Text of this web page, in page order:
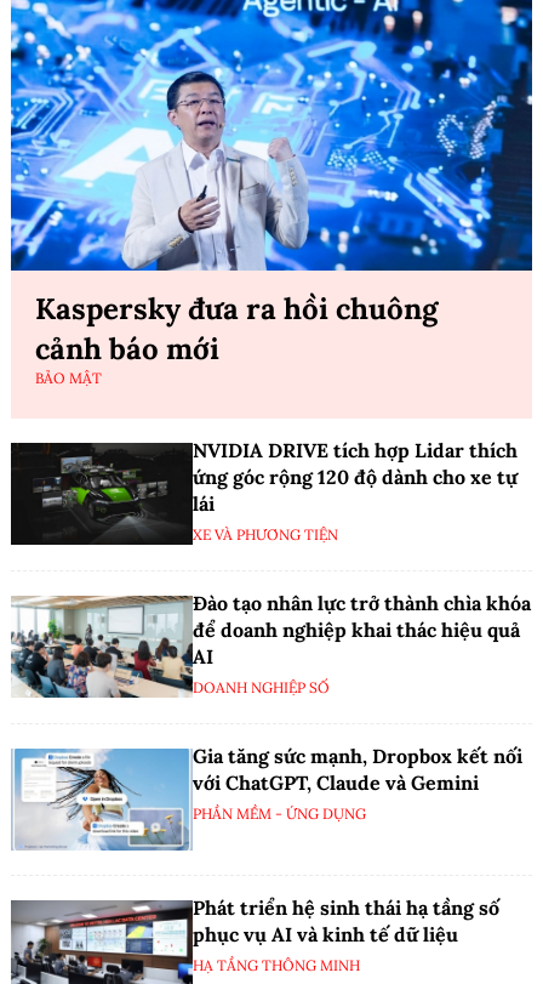
Kaspersky đưa ra hồi chuông
cảnh báo mới
BẢO MẬT
NVIDIA DRIVE tích hợp Lidar thích
ứng góc rộng 120 độ dành cho xe tự
lái
XE VÀ PHƯƠNG TIỆN
Đào tạo nhân lực trở thành chìa khóa
để doanh nghiệp khai thác hiệu quả
AI
DOANH NGHIỆP SỐ
Gia tăng sức mạnh, Dropbox kết nối
với ChatGPT, Claude và Gemini
PHẦN MỀM - ỨNG DỤNG
Phát triển hệ sinh thái hạ tầng số
phục vụ AI và kinh tế dữ liệu
HẠ TẦNG THÔNG MINH